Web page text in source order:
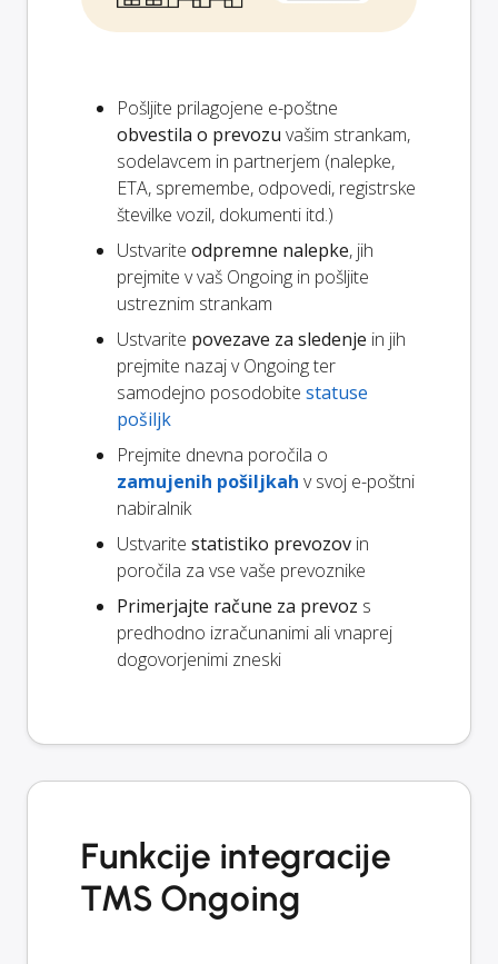
Pošljite prilagojene e-poštne
obvestila o prevozu vašim strankam,
sodelavcem in partnerjem (nalepke,
ETA, spremembe, odpovedi, registrske
številke vozil, dokumenti itd.)
Ustvarite odpremne nalepke, jih
prejmite v vaš Ongoing in pošljite
ustreznim strankam
Ustvarite povezave za sledenje in jih
prejmite nazaj v Ongoing ter
samodejno posodobite statuse
pošiljk
Prejmite dnevna poročila o
zamujenih pošiljkah v svoj e-poštni
nabiralnik
Ustvarite statistiko prevozov in
poročila za vse vaše prevoznike
Primerjajte račune za prevoz s
predhodno izračunanimi ali vnaprej
dogovorjenimi zneski
Funkcije integracije
TMS Ongoing